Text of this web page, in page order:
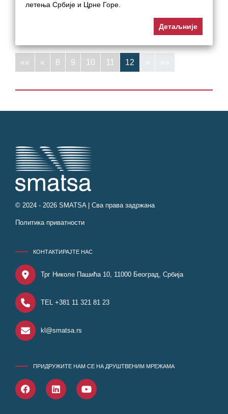
летења Србије и Црне Горе.
Детаљније
«« « 8 9 10 11 12
© 2024 - 2026 SMATSA | Сва права задржана
Политика приватности
КОНТАКТИРАЈТЕ НАС
Трг Николе Пашића 10, 11000 Београд, Србија
TEL +381 11 321 81 23
kl@smatsa.rs
ПРИДРУЖИТЕ НАМ СЕ НА ДРУШТВЕНИМ МРЕЖАМА